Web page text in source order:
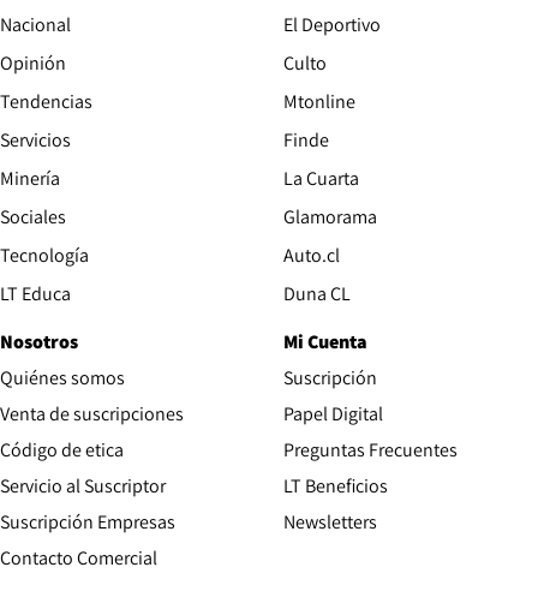
Nacional
Opinión
Tendencias
Servicios
Minería
Sociales
Tecnología
LT Educa
El Deportivo
Culto
Mtonline
Finde
La Cuarta
Glamorama
Auto.cl
Duna CL
Nosotros
Quiénes somos
Venta de suscripciones
Código de etica Opens in new window
Servicio al Suscriptor
Suscripción Empresas
Contacto Comercial
Mi Cuenta
Suscripción
Papel Digital
Preguntas Frecuentes
LT Beneficios
Newsletters